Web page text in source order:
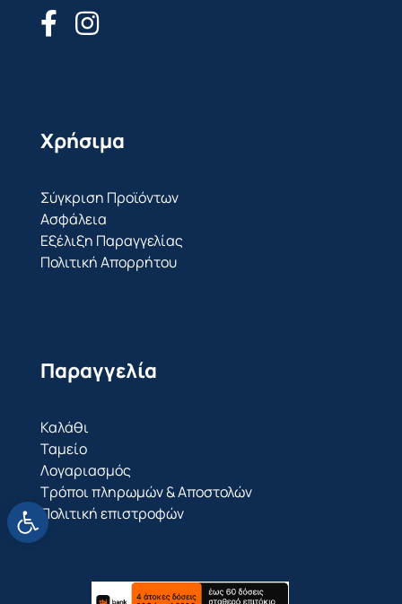
Ανοίξτε τη γραμμή εργαλείων
Χρήσιμα
Σύγκριση Προϊόντων
Ασφάλεια
Εξέλιξη Παραγγελίας
Πολιτική Απορρήτου
Παραγγελία
Καλάθι
Ταμείο
Λογαριασμός
Τρόποι πληρωμών & Αποστολών
Πολιτική επιστροφών